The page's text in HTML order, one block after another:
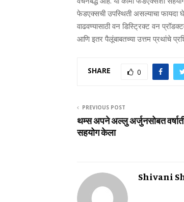
फेडएक्सची उपस्थिती असल्याचा फायदा
वाढवण्यासाठी वन डिस्ट्रिक्ट वन
आणि इतर पैलूंबाबतच्या उत्तम प्रथांचे
SHARE 0
PREVIOUS POST
थम्‍स अपने अल्‍लु अर्जुनसोबत
सहयोग केला
Shivani